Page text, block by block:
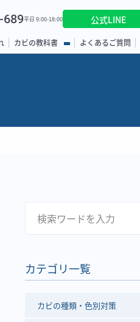
689平日 9:00-18:00 公式LINE
カビの教科書 よくあるご質問
カテゴリ一覧
カビの種類・色別対策